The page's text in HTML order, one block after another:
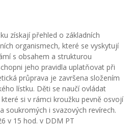
získají přehled o základních
organismech, které se vyskytují
s obsahem a strukturou
jeho pravidla uplatňovat při
průprava je završena složením
lístku. Děti se naučí ovládat
si v rámci kroužku pevně osvojí
soukromých i svazových revírech.
v 15 hod. v DDM PT